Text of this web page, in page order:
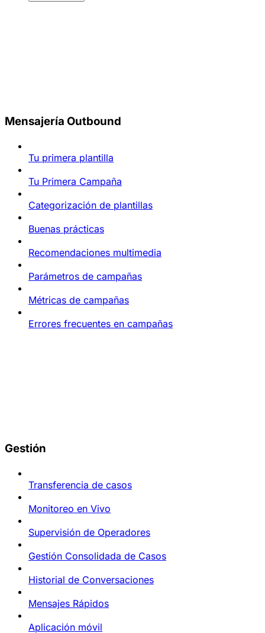
Mensajería Outbound
Tu primera plantilla
Tu Primera Campaña
Categorización de plantillas
Buenas prácticas
Recomendaciones multimedia
Parámetros de campañas
Métricas de campañas
Errores frecuentes en campañas
Gestión
Transferencia de casos
Monitoreo en Vivo
Supervisión de Operadores
Gestión Consolidada de Casos
Historial de Conversaciones
Mensajes Rápidos
Aplicación móvil